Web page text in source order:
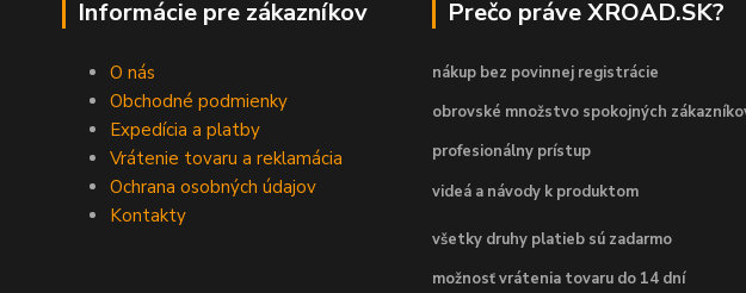
Informácie pre zákazníkov
O nás
Obchodné podmienky
Expedícia a platby
Vrátenie tovaru a reklamácia
Ochrana osobných údajov
Kontakty
Prečo práve XROAD.SK?
nákup bez povinnej registrácie
obrovské množstvo spokojných
profesionálny prístup
videá a návody k produktom
všetky druhy platieb sú zadarmo
možnosť vrátenia tovaru do 14 dní